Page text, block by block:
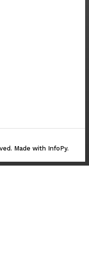
Made with InfoPy.